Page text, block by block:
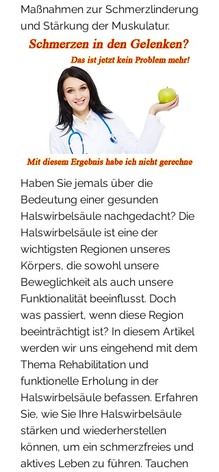
Maßnahmen zur Schmerzlinderung
und Stärkung der Muskulatur.
Haben Sie jemals über die
Bedeutung einer gesunden
Halswirbelsäule nachgedacht? Die
Halswirbelsäule ist eine der
wichtigsten Regionen unseres
Körpers, die sowohl unsere
Beweglichkeit als auch unsere
Funktionalität beeinflusst. Doch
was passiert, wenn diese Region
beeinträchtigt ist? In diesem Artikel
werden wir uns eingehend mit dem
Thema Rehabilitation und
funktionelle Erholung in der
Halswirbelsäule befassen. Erfahren
Sie, wie Sie Ihre Halswirbelsäule
stärken und wiederherstellen
können, um ein schmerzfreies und
aktives Leben zu führen. Tauchen